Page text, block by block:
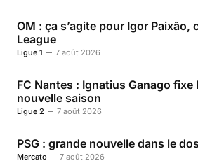
OM : ça s’agite pour Igor Paixão,
League
Ligue 1 7 août 2026
FC Nantes : Ignatius Ganago fixe
nouvelle saison
Ligue 2 7 août 2026
PSG : grande nouvelle dans le
Mercato 7 août 2026